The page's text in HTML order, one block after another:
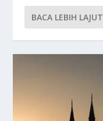
BACA LEBIH LAJUT